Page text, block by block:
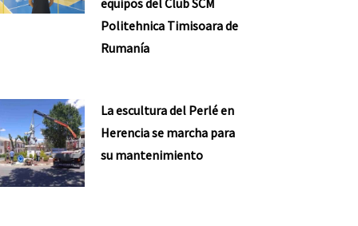
equipos del Club SCM
Politehnica Timisoara de
Rumanía
La escultura del Perlé en
Herencia se marcha para
su mantenimiento